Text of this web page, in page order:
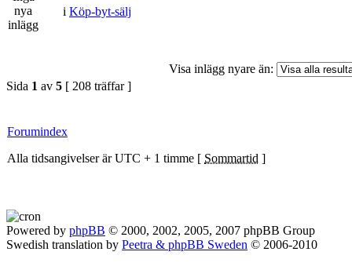
i Köp-byt-sälj
Visa inlägg nyare än:
Sida 1 av 5 [ 208 träffar ]
Forumindex
Alla tidsangivelser är UTC + 1 timme [ Sommartid ]
Powered by phpBB © 2000, 2002, 2005, 2007 phpBB Group
Swedish translation by Peetra & phpBB Sweden © 2006-2010